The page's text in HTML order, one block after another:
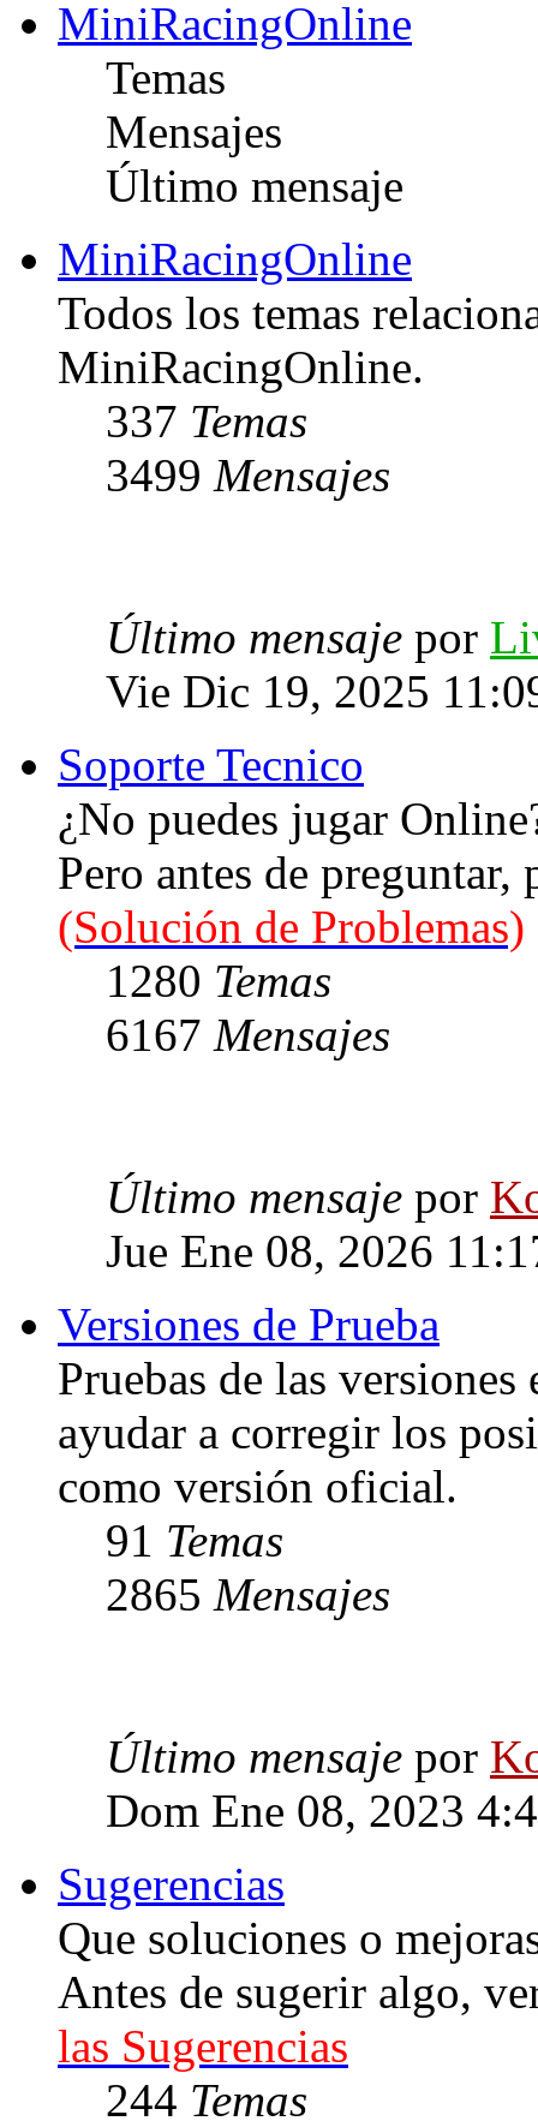
MiniRacingOnline
Temas
Mensajes
Último mensaje
MiniRacingOnline
Todos los temas
MiniRacingOnline.
337 Temas
3499 Mensajes
Último mensaje por
Vie Dic 19, 2025
Soporte Tecnico
¿No puedes jugar
Pero antes de
(Solución de Problemas)
1280 Temas
6167 Mensajes
Último mensaje por
Jue Ene 08, 2026
Versiones de Prueba
Pruebas de las
ayudar a corregir los
como versión oficial.
91 Temas
2865 Mensajes
Último mensaje por
Dom Ene 08, 2023
Sugerencias
Que soluciones o
Antes de sugerir algo,
las Sugerencias
244 Temas